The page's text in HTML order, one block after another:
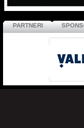
PARTNERI